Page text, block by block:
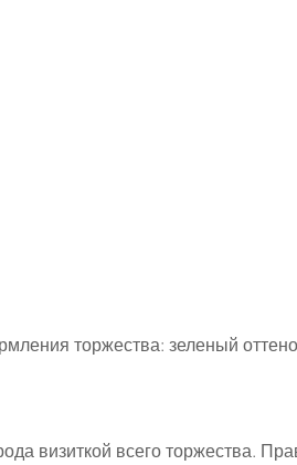
торжества: зеленый
визиткой всего торжества.